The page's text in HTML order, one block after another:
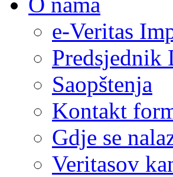
e-Veritas
Predsjednik
Saopštenja
Kontakt
Gdje se
Veritasov